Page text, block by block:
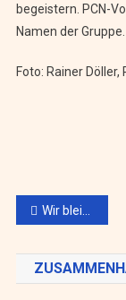
begeistern. PCN-
Namen der Gruppe.
Foto: Rainer Döller,
Wir bleiben in Kontakt – auch in diesen ungewöhnlichen Zeiten